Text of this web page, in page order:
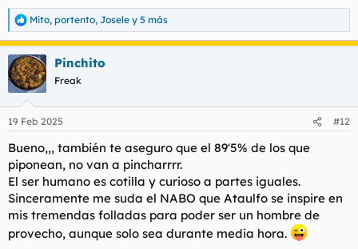
R
e
a
c
c
i
e
:
Mito, portento, Josele y 5 más
Pinchito
Freak
19 Feb 2025 #12
Bueno,,, también te aseguro que el 89'5% de los que
piponean, no van a pincharrrr.
El ser humano es cotilla y curioso a partes iguales.
Sinceramente me suda el NABO que Ataulfo se inspire en
mis tremendas folladas para poder ser un hombre de
provecho, aunque solo sea durante media hora.